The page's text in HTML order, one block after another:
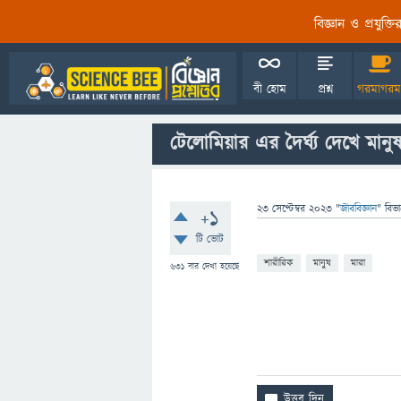
বিজ্ঞান ও
বী হোম প্রশ্ন
টেলোমিয়ার এর দৈর্ঘ্য দেখে
+1
টি ভোট
631 বার দেখা হয়েছে
23 সেপ্টেম্বর 2023 "জীববিজ্ঞান"
শারীরিক মানুষ মারা